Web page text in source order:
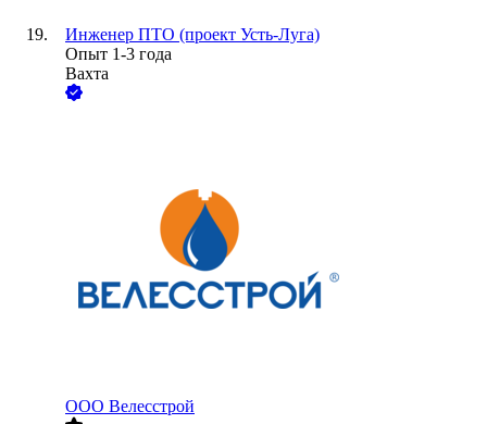
Инженер ПТО (проект Усть-Луга)
Опыт 1-3 года
Вахта
ООО Велесстрой